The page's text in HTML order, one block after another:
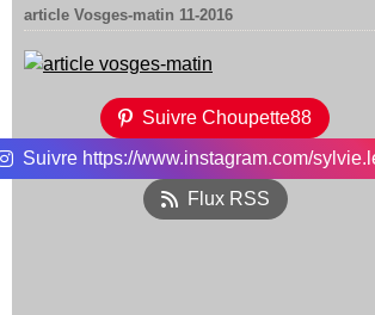
article Vosges-matin 11-2016
Suivre Choupette88
Suivre https://www.instagram.com/
Flux RSS